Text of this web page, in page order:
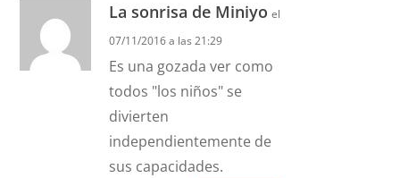
La sonrisa de Miniyo el
07/11/2016 a las 21:29
Es una gozada ver como
todos "los niños" se
divierten
independientemente de
sus capacidades.